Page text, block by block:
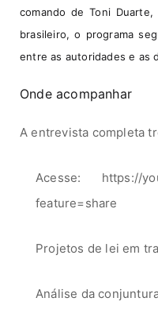
comando deToni Duarte,
brasileiro, o programa
entre as autoridades e as
Onde acompanhar
A entrevista completa
Acesse: https://
feature=share
Projetos de lei em
Análise da